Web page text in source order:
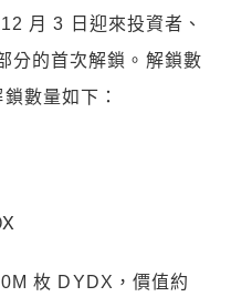
月 3 日迎來投資者、
分的首次解鎖。解鎖數
數量如下：
枚 DYDX，價值約